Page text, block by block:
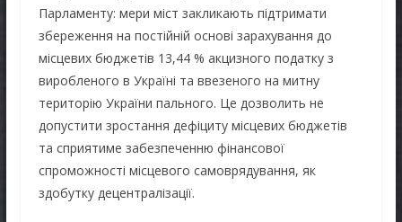
Парламенту: мери міст закликають підтримати
збереження на постійній основі зарахування до
місцевих бюджетів 13,44 % акцизного податку з
виробленого в Україні та ввезеного на митну
територію України пального. Це дозволить не
допустити зростання дефіциту місцевих бюджетів
та сприятиме забезпеченню фінансової
спроможності місцевого самоврядування, як
здобутку децентралізації.